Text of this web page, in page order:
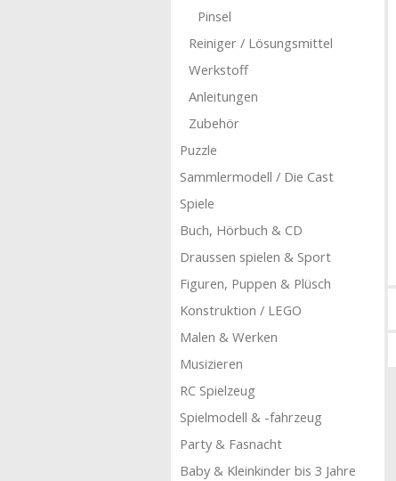
Pinsel
Reiniger / Lösungsmittel
Werkstoff
Anleitungen
Zubehör
Puzzle
Sammlermodell / Die Cast
Spiele
Buch, Hörbuch & CD
Draussen spielen & Sport
Figuren, Puppen & Plüsch
Konstruktion / LEGO
Malen & Werken
Musizieren
RC Spielzeug
Spielmodell & -fahrzeug
Party & Fasnacht
Baby & Kleinkinder bis 3 Jahre